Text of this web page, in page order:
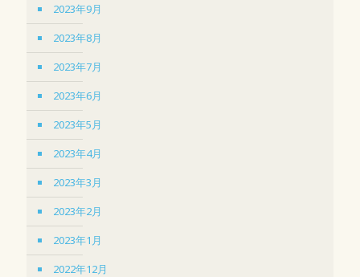
2023年9月
2023年8月
2023年7月
2023年6月
2023年5月
2023年4月
2023年3月
2023年2月
2023年1月
2022年12月